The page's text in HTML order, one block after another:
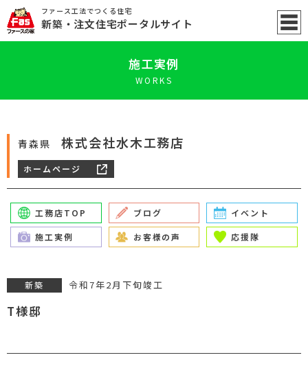
ファース工法でつくる住宅
新築 ・注文住宅ポータルサイト
施工実例
WORKS
青森県 株式会社水木工務店
ホームページ
工務店TOP ブログ イベント
施工実例 お客様の声 応援隊
新築 令和7年2月下旬竣工
T様邸